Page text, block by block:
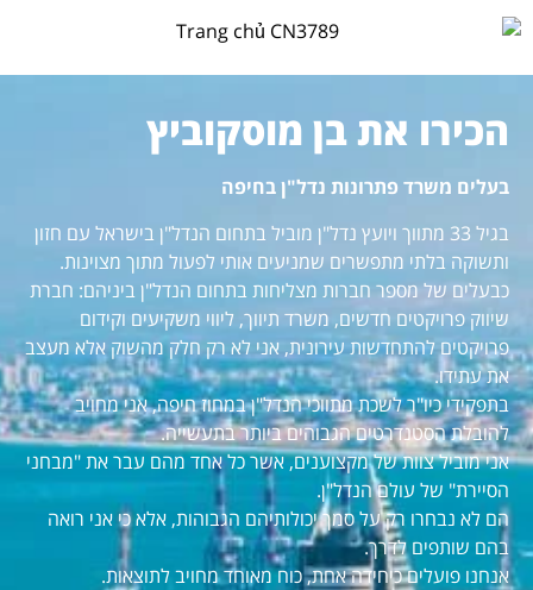
הכירו את בן מוסקוביץ
בעלים משרד פתרונות נדל"ן בחיפה
בגיל 33 מתווך ויועץ נדל"ן מוביל בתחום הנדל"ן בישראל עם חזון
ותשוקה בלתי מתפשרים שמניעים אותי לפעול מתוך מצוינות.
כבעלים של מספר חברות מצליחות בתחום הנדל"ן ביניהם: חברת
שיווק פרויקטים חדשים, משרד תיווך, ליווי משקיעים וקידום
פרויקטים להתחדשות עירונית, אני לא רק חלק מהשוק אלא מעצב
את עתידו.
בתפקידי כיו"ר לשכת מתווכי הנדל"ן במחוז חיפה, אני מחויב
להובלת הסטנדרטים הגבוהים ביותר בתעשייה.
אני מוביל צוות של מקצוענים, אשר כל אחד מהם עבר את "מבחני
הסיירת" של עולם הנדל"ן.
הם לא נבחרו רק על סמך יכולותיהם הגבוהות, אלא כי אני רואה
בהם שותפים לדרך.
אנחנו פועלים כיחידה אחת, כוח מאוחד מחויב לתוצאות.